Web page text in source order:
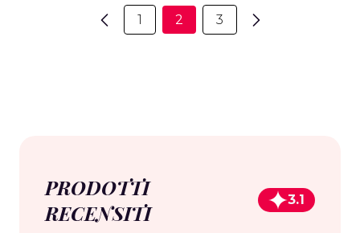
1 2 3
PRODOTTI
RECENSITI
3.1